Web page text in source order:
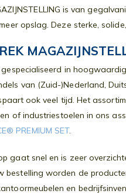
is van
opslag. Deze sterke,
gespecialiseerd in
van (Zuid-)Nederland,
ook veel tijd. Het
of industriestoelen in ons
PREMIUM SET.
gaat snel en is zeer
bestelling worden de
en